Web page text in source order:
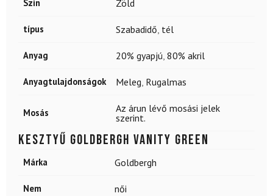
Szín Zöld
típus Szabadidő, tél
Anyag 20% gyapjú, 80% akril
Anyagtulajdonságok Meleg, Rugalmas
Mosás
Az árun lévő mosási jelek
szerint.
Kesztyű GOLDBERGH Vanity Green
Márka Goldbergh
Nem női